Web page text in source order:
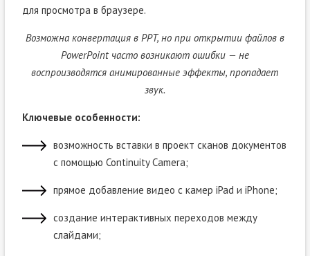
для просмотра в браузере.
Возможна конвертация в PPT, но при открытии файлов в
PowerPoint часто возникают ошибки — не
воспроизводятся анимированные эффекты, пропадает
звук.
Ключевые особенности:
возможность вставки в проект сканов документов
с помощью Continuity Camera;
прямое добавление видео с камер iPad и iPhone;
создание интерактивных переходов между
слайдами;